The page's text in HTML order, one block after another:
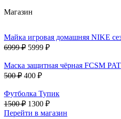
Магазин
Майка игровая домашняя NIKE
6999 ₽ 5999 ₽
Маска защитная чёрная FCSM
500 ₽ 400 ₽
Футболка Тупик
1500 ₽ 1300 ₽
Перейти в магазин